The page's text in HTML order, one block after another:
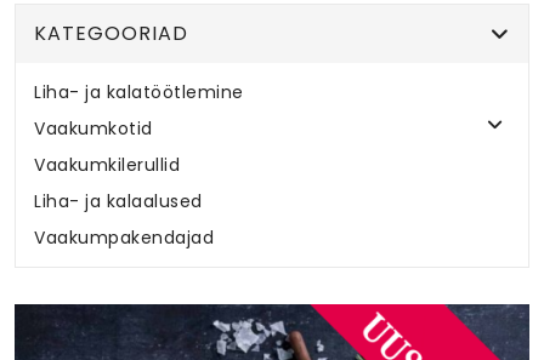
KATEGOORIAD
Liha- ja kalatöötlemine
Vaakumkotid
Vaakumkilerullid
Liha- ja kalaalused
Vaakumpakendajad